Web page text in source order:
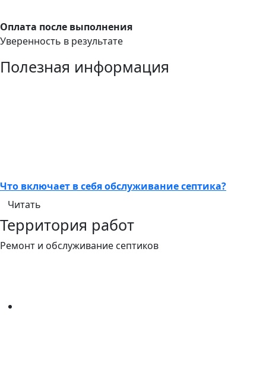
Оплата после выполнения
Уверенность в результате
Полезная информация
Что включает в себя обслуживание септика?
Читать
Территория работ
Ремонт и обслуживание септиков